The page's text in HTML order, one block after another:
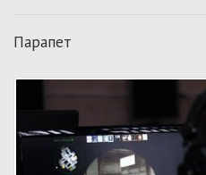
Парапет